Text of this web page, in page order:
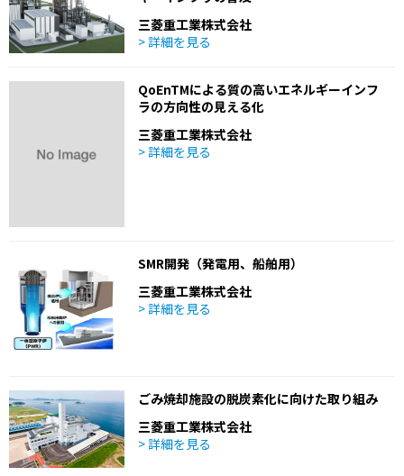
三菱重工業株式会社
> 詳細を見る
QoEnTMによる質の高いエネルギーインフ
ラの方向性の見える化
三菱重工業株式会社
> 詳細を見る
SMR開発（発電用、船舶用）
三菱重工業株式会社
> 詳細を見る
ごみ焼却施設の脱炭素化に向けた取り組み
三菱重工業株式会社
> 詳細を見る